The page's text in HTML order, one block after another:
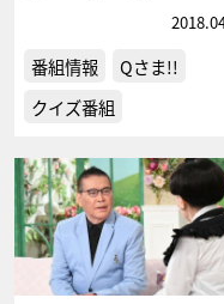
番組情報
Qさま!!
クイズ番組